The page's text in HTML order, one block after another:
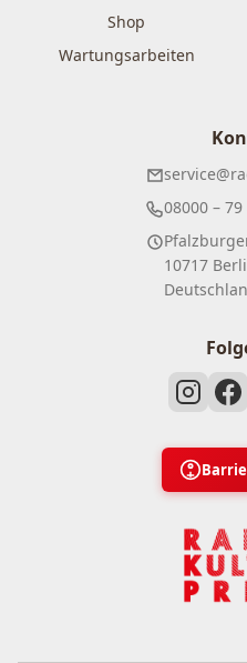
Shop
Wartungsarbeiten
08000 –
10717